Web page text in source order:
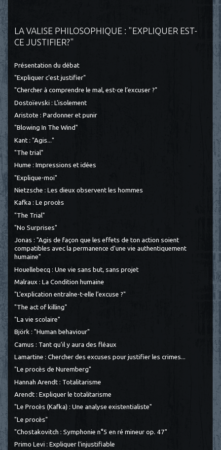
LA VALISE PHILOSOPHIQUE : "EXPLIQUER EST-
CE JUSTIFIER?"
Présentation du débat
"Expliquer c'est justifier"
"Chercher à comprendre le mal, est-ce l’excuser ?"
Dostoïevski : L'isolement
Aristote : Pardonner et punir
"Blowing In The Wind"
Kant : "Agis..."
"The trial"
Hume : Impressions et idées
"Explique-moi"
Nietzsche : Les dieux observent les hommes
Kafka : Le procès
"The Trial"
"No Surprises"
Jonas : "Agis de façon que les effets de ton action soient
compatibles avec la permanence d’une vie authentiquement
humaine"
Houellebecq : Une vie sans but, sans projet
Malraux : La Condition humaine
"L’explication entraîne-t-elle l’excuse ?"
"The act of killing"
"La vie scolaire"
Björk : "Human behaviour"
Camus : Tant qu'il y aura des fléaux
Lamartine : Chercher des excuses pour justifier les crimes...
"Le procès de Nuremberg"
Hannah Arendt : Totalitarisme
Arendt : Expliquer le totalitarisme
"Le Procès (Kafka) : Une analyse existentialiste"
"Le procès"
"Chostakovitch : Symphonie n°5 en ré mineur op. 47"
Primo Levi : Expliquer l'injustifiable